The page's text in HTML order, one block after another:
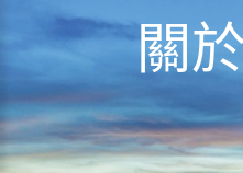
關